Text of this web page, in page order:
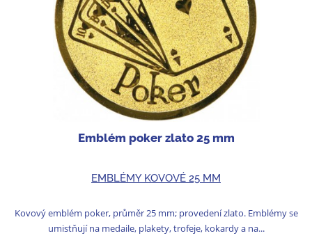
Emblém poker zlato 25 mm
EMBLÉMY KOVOVÉ 25 MM
Kovový emblém poker, průměr 25 mm; provedení zlato. Emblémy se
umistňují na medaile, plakety, trofeje, kokardy a na...